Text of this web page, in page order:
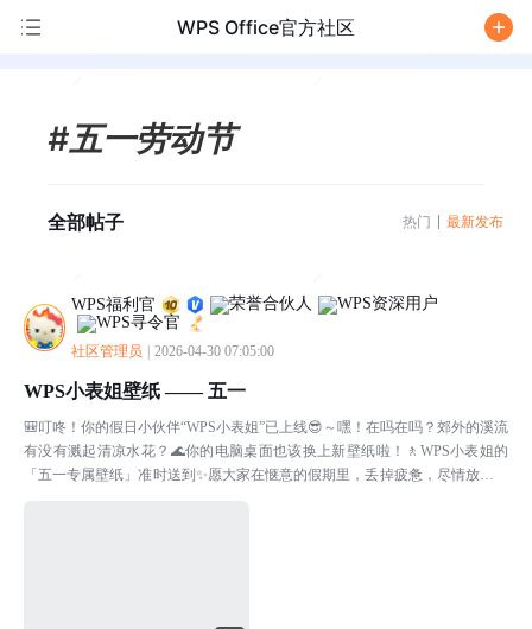
WPS Office官方社区
#五一劳动节
全部帖子 热门 最新发布
WPS福利官
社区管理员 2026-04-30 07:05:00
WPS小表姐壁纸 —— 五一
🎒叮咚！你的假日小伙伴“WPS小表姐”已上线😎～嘿！在吗在吗？郊外的溪流
有没有溅起清凉水花？🌊你的电脑桌面也该换上新壁纸啦！🚶WPS小表姐的
「五一专属壁纸」准时送到✨愿大家在惬意的假期里，丢掉疲惫，尽情放松。